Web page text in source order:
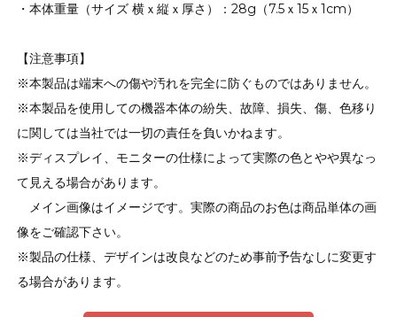
・本体重量（サイズ 横ｘ縦ｘ厚さ）：28g（7.5ｘ15ｘ1cm）
【注意事項】
※本製品は端末への傷や汚れを完全に防ぐものではありません。
※本製品を使用しての機器本体の紛失、故障、損失、傷、色移り
に関しては当社では一切の責任を負いかねます。
※ディスプレイ、モニターの仕様によって実際の色とやや異なっ
て見える場合があります。
メイン画像はイメージです。実際の商品のお色は商品単体の画
像をご確認下さい。
※製品の仕様、デザインは改良などのため事前予告なしに変更す
る場合があります。